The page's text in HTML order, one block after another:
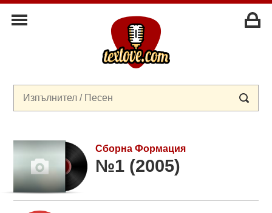
Сборна Формация
№1 (2005)